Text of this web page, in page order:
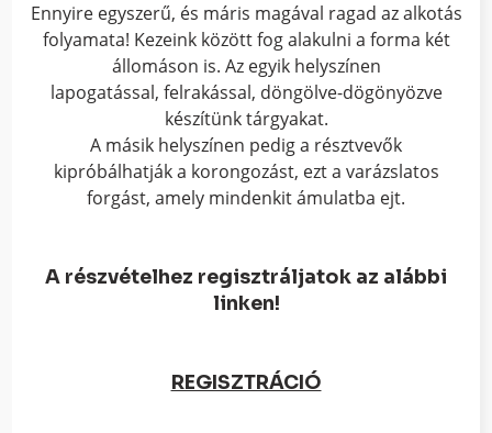
Ennyire egyszerű, és máris magával ragad az alkotás
folyamata! Kezeink között fog alakulni a forma két
állomáson is. Az egyik helyszínen
lapogatással, felrakással, döngölve-dögönyözve
készítünk tárgyakat.
A másik helyszínen pedig a résztvevők
kipróbálhatják a korongozást, ezt a varázslatos
forgást, amely mindenkit ámulatba ejt.
A részvételhez regisztráljatok az alábbi
linken!
REGISZTRÁCIÓ